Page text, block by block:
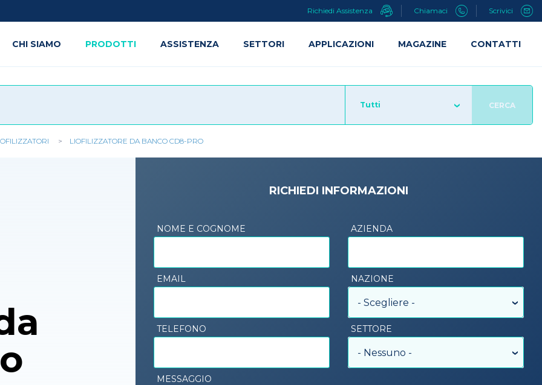
Tutti CERCA
LIOFILIZZATORE DA BANCO CD8-PRO
RICHIEDI INFORMAZIONI
NOME E COGNOME AZIENDA
EMAIL NAZIONE
- Scegliere -
TELEFONO SETTORE
- Nessuno -
MESSAGGIO
Richiedi Assistenza Chiamaci Scrivici
CHI SIAMO PRODOTTI ASSISTENZA SETTORI APPLICAZIONI MAGAZINE CONTATTI